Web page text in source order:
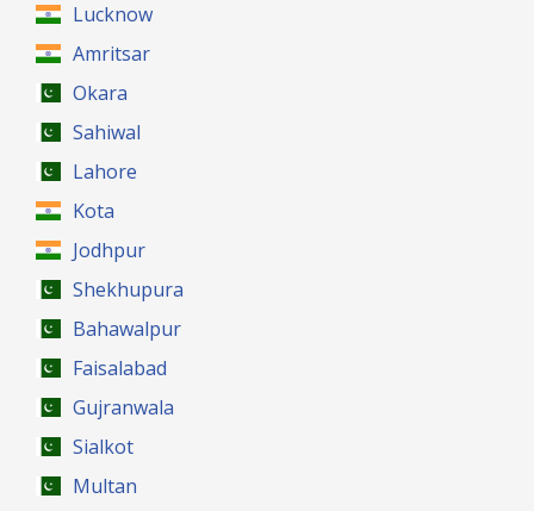
Lucknow
Amritsar
Okara
Sahiwal
Lahore
Kota
Jodhpur
Shekhupura
Bahawalpur
Faisalabad
Gujranwala
Sialkot
Multan